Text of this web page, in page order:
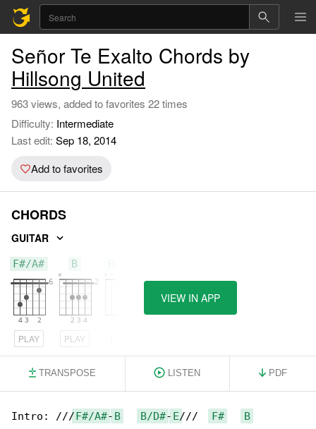
Señor Te Exalto Chords by
Hillsong United
963 views, added to favorites 22 times
Difficulty: Intermediate
Last edit: Sep 18, 2014
Add to favorites
CHORDS
GUITAR
F#/A#
PLAY
B
PLAY
VIEW IN APP
TRANSPOSE LISTEN PDF
Intro: ///F#/A#- B B/D#- E/// F# B